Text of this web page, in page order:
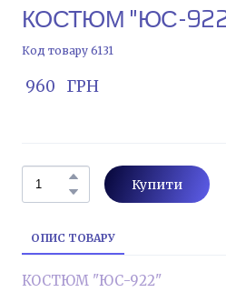
КОСТЮМ "ЮС-
Код товару 6131
960   ГРН
Купити
ОПИС ТОВАРУ
КОСТЮМ "ЮС-922"